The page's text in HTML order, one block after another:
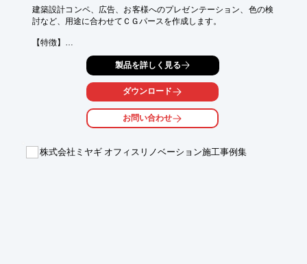
建築設計コンペ、広告、お客様へのプレゼンテーション、色の検
討など、用途に合わせてＣＧパースを作成します。
【特徴】
○CAD図面にPhotoShpoで素材を貼っています
○計画図、住宅など小規模物件に
●その他機能や詳細については、お問い合わせ下さい
製品を詳しく見る
ダウンロード
お問い合わせ
株式会社ミヤギ オフィスリノベーション施工事例集